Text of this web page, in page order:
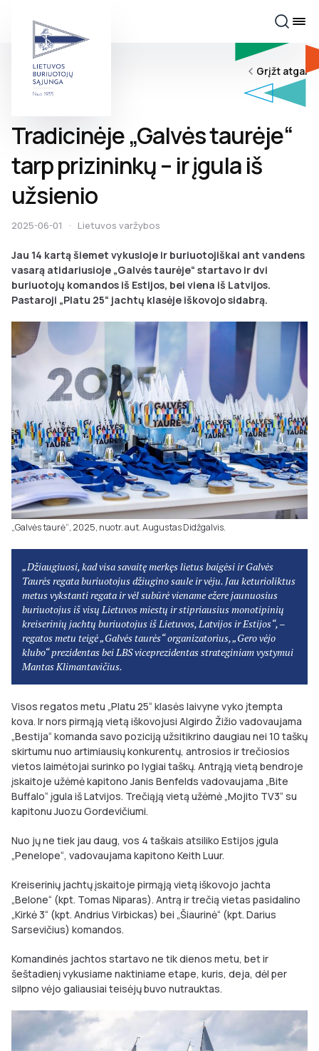
Grįžt atgal
Tradicinėje „Galvės taurėje“
tarp prizininkų – ir įgula iš
užsienio
2025-06-01 · Lietuvos varžybos
Jau 14 kartą šiemet vykusioje ir buriuotojiškai ant vandens
vasarą atidariusioje „Galvės taurėje“ startavo ir dvi
buriuotojų komandos iš Estijos, bei viena iš Latvijos.
Pastaroji „Platu 25“ jachtų klasėje iškovojo sidabrą.
„Galvės taurė“, 2025, nuotr. aut. Augustas Didžgalvis.
„Džiaugiuosi, kad visa savaitę merkęs lietus baigėsi ir Galvės
Taurės regata buriuotojus džiugino saule ir vėju. Jau keturioliktus
metus vykstanti regata ir vėl subūrė viename ežere jaunuosius
buriuotojus iš visų Lietuvos miestų ir stipriausius monotipinių
kreiserinių jachtų buriuotojus iš Lietuvos, Latvijos ir Estijos“, –
regatos metu teigė „Galvės taurės“ organizatorius, „Gero vėjo
klubo“ prezidentas bei LBS viceprezidentas strateginiam vystymui
Mantas Klimantavičius.
Visos regatos metu „Platu 25“ klasės laivyne vyko įtempta
kova. Ir nors pirmąją vietą iškovojusi Algirdo Žižio vadovaujama
„Bestija“ komanda savo poziciją užsitikrino daugiau nei 10 taškų
skirtumu nuo artimiausių konkurentų, antrosios ir trečiosios
vietos laimėtojai surinko po lygiai taškų. Antrąją vietą bendroje
įskaitoje užėmė kapitono Janis Benfelds vadovaujama „Bite
Buffalo“ įgula iš Latvijos. Trečiąją vietą užėmė „Mojito TV3“ su
kapitonu Juozu Gordevičiumi.
Nuo jų ne tiek jau daug, vos 4 taškais atsiliko Estijos įgula
„Penelope“, vadovaujama kapitono Keith Luur.
Kreiserinių jachtų įskaitoje pirmąją vietą iškovojo jachta
„Belone“ (kpt. Tomas Niparas). Antrą ir trečią vietas pasidalino
„Kirkė 3“ (kpt. Andrius Virbickas) bei „Šiaurinė“ (kpt. Darius
Sarsevičius) komandos.
Komandinės jachtos startavo ne tik dienos metu, bet ir
šeštadienį vykusiame naktiniame etape, kuris, deja, dėl per
silpno vėjo galiausiai teisėjų buvo nutrauktas.